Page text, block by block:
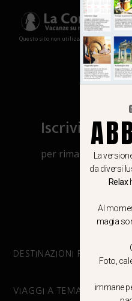
Questo sito non utilizza cookies e non
Iscriviti al
per rimanere
e
DESTINAZIONI PRINCIPALI
VIAGGI A TEMA
La
da diversi
Relax
Al
magia
Foto,
immane